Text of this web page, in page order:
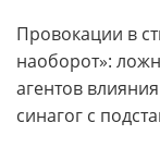
Провокации в
наоборот»:
агентов
синагог с